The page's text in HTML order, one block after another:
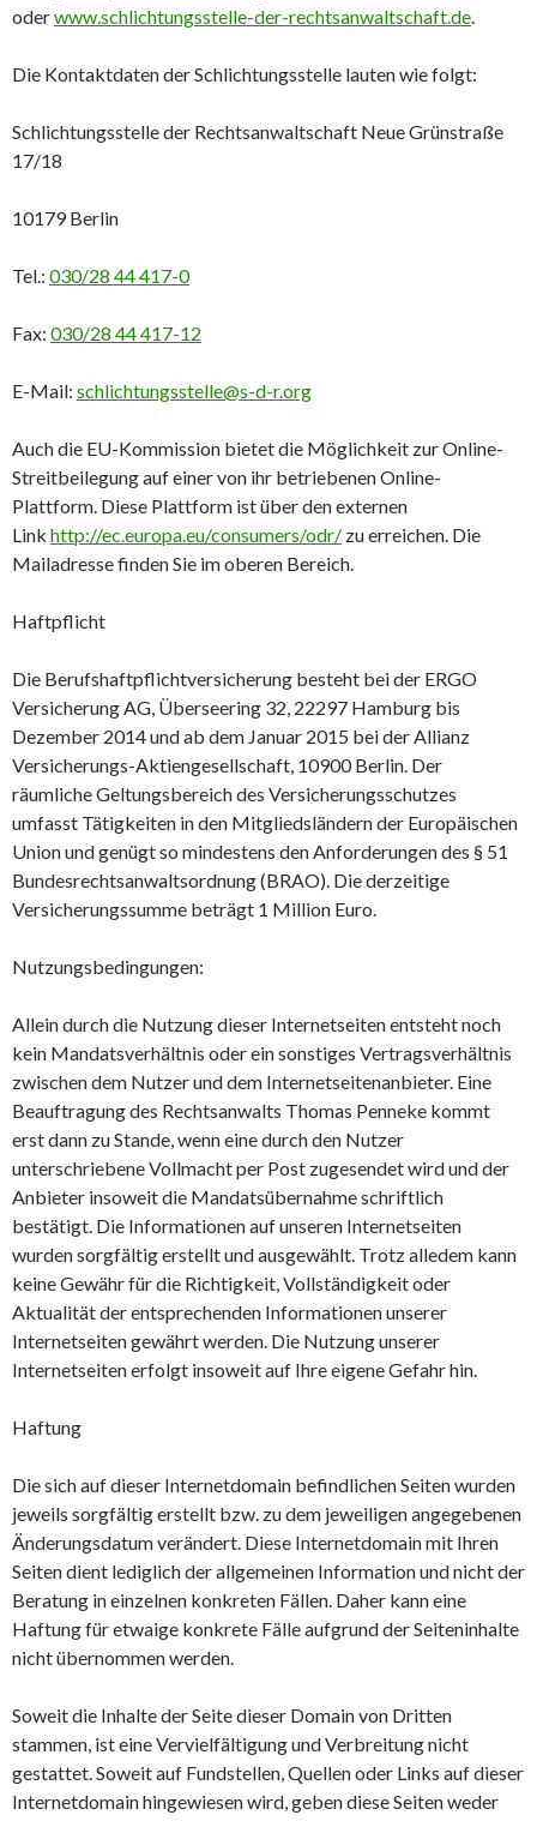
oderwww.schlichtungsstelle-der-rechtsanwaltschaft.de.
Die Kontaktdaten der Schlichtungsstelle lauten wie folgt:
Schlichtungsstelle der Rechtsanwaltschaft Neue Grünstraße
17/18
10179 Berlin
Tel.: 030/28 44 417-0
Fax: 030/28 44 417-12
E-Mail: schlichtungsstelle@s-d-r.org
Auch die EU-Kommission bietet die Möglichkeit zur Online-
Streitbeilegung auf einer von ihr betriebenen Online-
Plattform. Diese Plattform ist über den externen
Link http://ec.europa.eu/consumers/odr/ zu erreichen. Die
Mailadresse finden Sie im oberen Bereich.
Haftpflicht
Die Berufshaftpflichtversicherung besteht bei der ERGO
Versicherung AG, Überseering 32, 22297 Hamburg bis
Dezember 2014 und ab dem Januar 2015 bei der Allianz
Versicherungs-Aktiengesellschaft, 10900 Berlin. Der
räumliche Geltungsbereich des Versicherungsschutzes
umfasst Tätigkeiten in den Mitgliedsländern der Europäischen
Union und genügt so mindestens den Anforderungen des § 51
Bundesrechtsanwaltsordnung (BRAO). Die derzeitige
Versicherungssumme beträgt 1 Million Euro.
Nutzungsbedingungen:
Allein durch die Nutzung dieser Internetseiten entsteht noch
kein Mandatsverhältnis oder ein sonstiges Vertragsverhältnis
zwischen dem Nutzer und dem Internetseitenanbieter. Eine
Beauftragung des Rechtsanwalts Thomas Penneke kommt
erst dann zu Stande, wenn eine durch den Nutzer
unterschriebene Vollmacht per Post zugesendet wird und der
Anbieter insoweit die Mandatsübernahme schriftlich
bestätigt. Die Informationen auf unseren Internetseiten
wurden sorgfältig erstellt und ausgewählt. Trotz alledem kann
keine Gewähr für die Richtigkeit, Vollständigkeit oder
Aktualität der entsprechenden Informationen unserer
Internetseiten gewährt werden. Die Nutzung unserer
Internetseiten erfolgt insoweit auf Ihre eigene Gefahr hin.
Haftung
Die sich auf dieser Internetdomain befindlichen Seiten wurden
jeweils sorgfältig erstellt bzw. zu dem jeweiligen angegebenen
Änderungsdatum verändert. Diese Internetdomain mit Ihren
Seiten dient lediglich der allgemeinen Information und nicht der
Beratung in einzelnen konkreten Fällen. Daher kann eine
Haftung für etwaige konkrete Fälle aufgrund der Seiteninhalte
nicht übernommen werden.
Soweit die Inhalte der Seite dieser Domain von Dritten
stammen, ist eine Vervielfältigung und Verbreitung nicht
gestattet. Soweit auf Fundstellen, Quellen oder Links auf dieser
Internetdomain hingewiesen wird, geben diese Seiten weder